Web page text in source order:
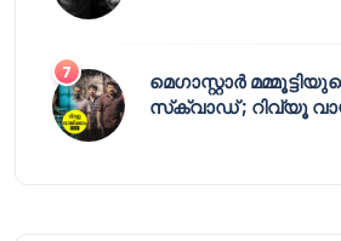
മെഗാസ്റ്റാർ
സ്‌ക്വാഡ് ; റിവ്യൂ